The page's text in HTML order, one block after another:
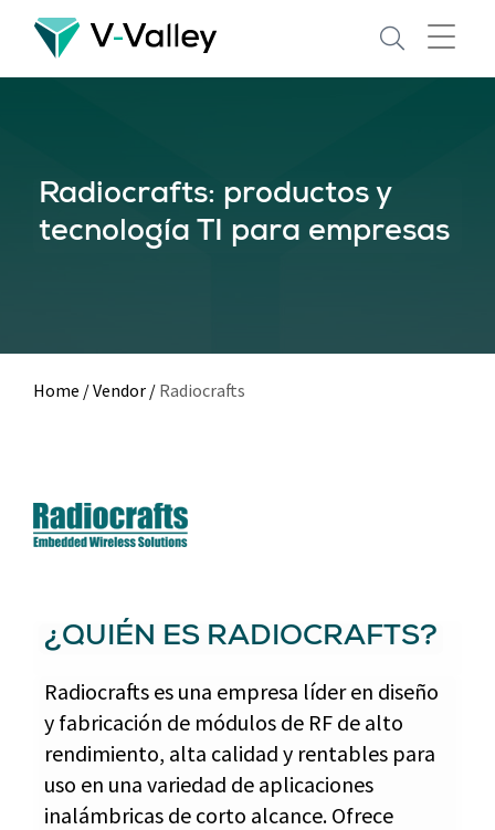
Skip
main
Radiocrafts: productos y
tecnología TI para empresas
Home /Vendor / Radiocrafts
¿QUIÉN ES RADIOCRAFTS?
Radiocrafts es una empresa líder en diseño
y fabricación de módulos de RF de alto
rendimiento, alta calidad y rentables para
uso en una variedad de aplicaciones
inalámbricas de corto alcance. Ofrece